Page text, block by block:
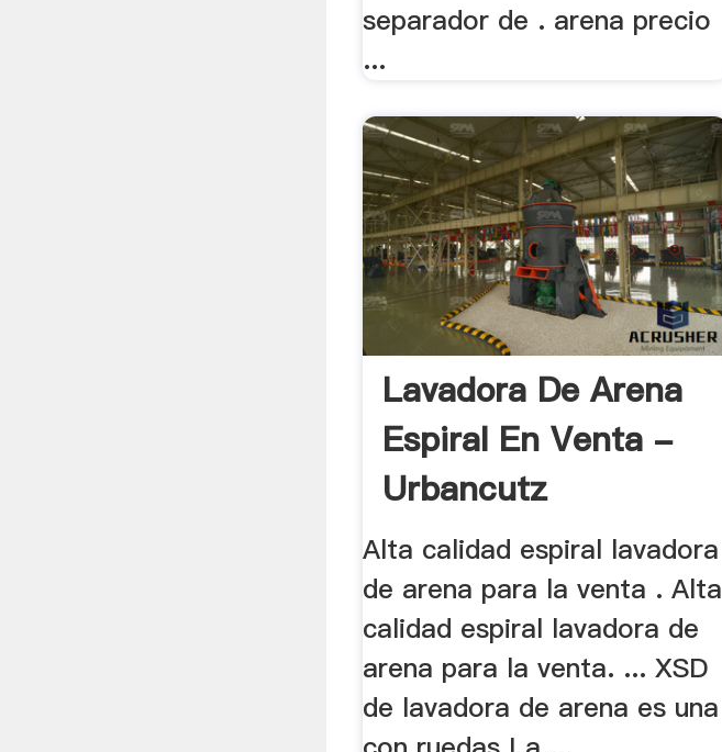
separador de . arena precio
...
Lavadora De Arena
Espiral En Venta -
Urbancutz
Alta calidad espiral lavadora
de arena para la venta . Alta
calidad espiral lavadora de
arena para la venta. ... XSD
de lavadora de arena es una